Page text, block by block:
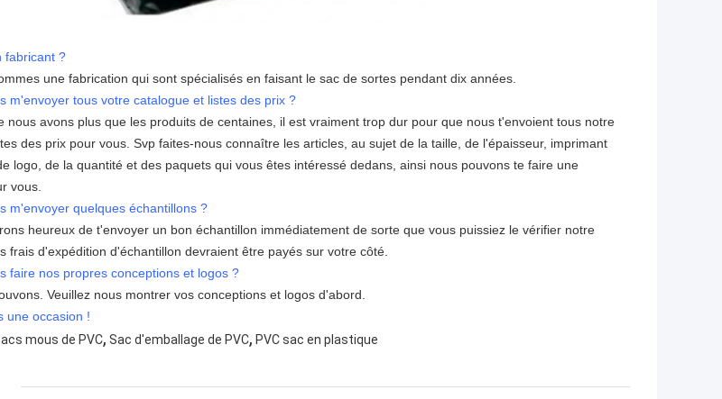
fabricant ?
une fabrication qui sont spécialisés en faisant le sac de sortes pendant dix années.
m'envoyer tous votre catalogue et listes des prix ?
nous avons plus que les produits de centaines, il est vraiment trop dur pour que nous t'envoient tous notre
des prix pour vous. Svp faites-nous connaître les articles, au sujet de la taille, de l'épaisseur, imprimant
logo, de la quantité et des paquets qui vous êtes intéressé dedans, ainsi nous pouvons te faire une
vous.
m'envoyer quelques échantillons ?
heureux de t'envoyer un bon échantillon immédiatement de sorte que vous puissiez le vérifier notre
frais d'expédition d'échantillon devraient être payés sur votre côté.
faire nos propres conceptions et logos ?
Veuillez nous montrer vos conceptions et logos d'abord.
une occasion !
mous de PVC, Sac d'emballage de PVC, PVC sac en plastique